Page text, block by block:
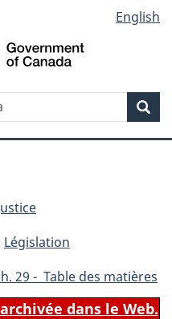
au
contenu
la
English
Législation
29 - Table des matières
dans le Web.